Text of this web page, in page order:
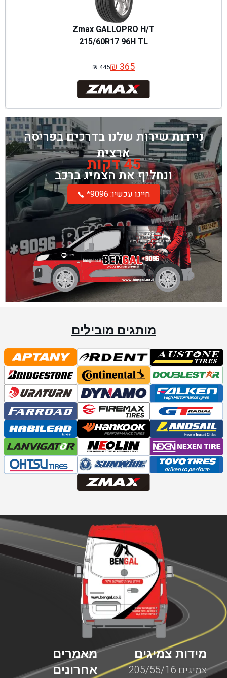
Zmax GALLOPRO H/T
215/60R17 96H TL
₪445
המחיר
המקורי
היה:
₪ 445.
₪365 המחיר
הנוכחי
הוא:
₪ 365.
ניידות שירות שלנו בדרכים בפריסה
ארצית
45 דקות
ונחליף את הצמיג ברכב
*חייגו עכשיו: 9096
מותגים מובילים
מאמרים
אחרונים
מידות צמיגים
צמיגים 205/55/16